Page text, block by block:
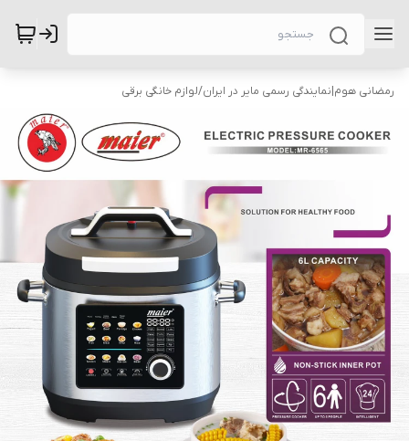
رمضانی هوم|نمایندگی رسمی مایر در ایران/لوازم خانگی برقی